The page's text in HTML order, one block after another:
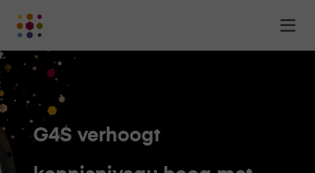
-
het
online
leerplatform
voor
organisaties
G4S verhoogt